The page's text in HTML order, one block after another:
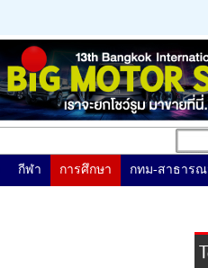
กีฬา การศึกษา กทม-สาธาร